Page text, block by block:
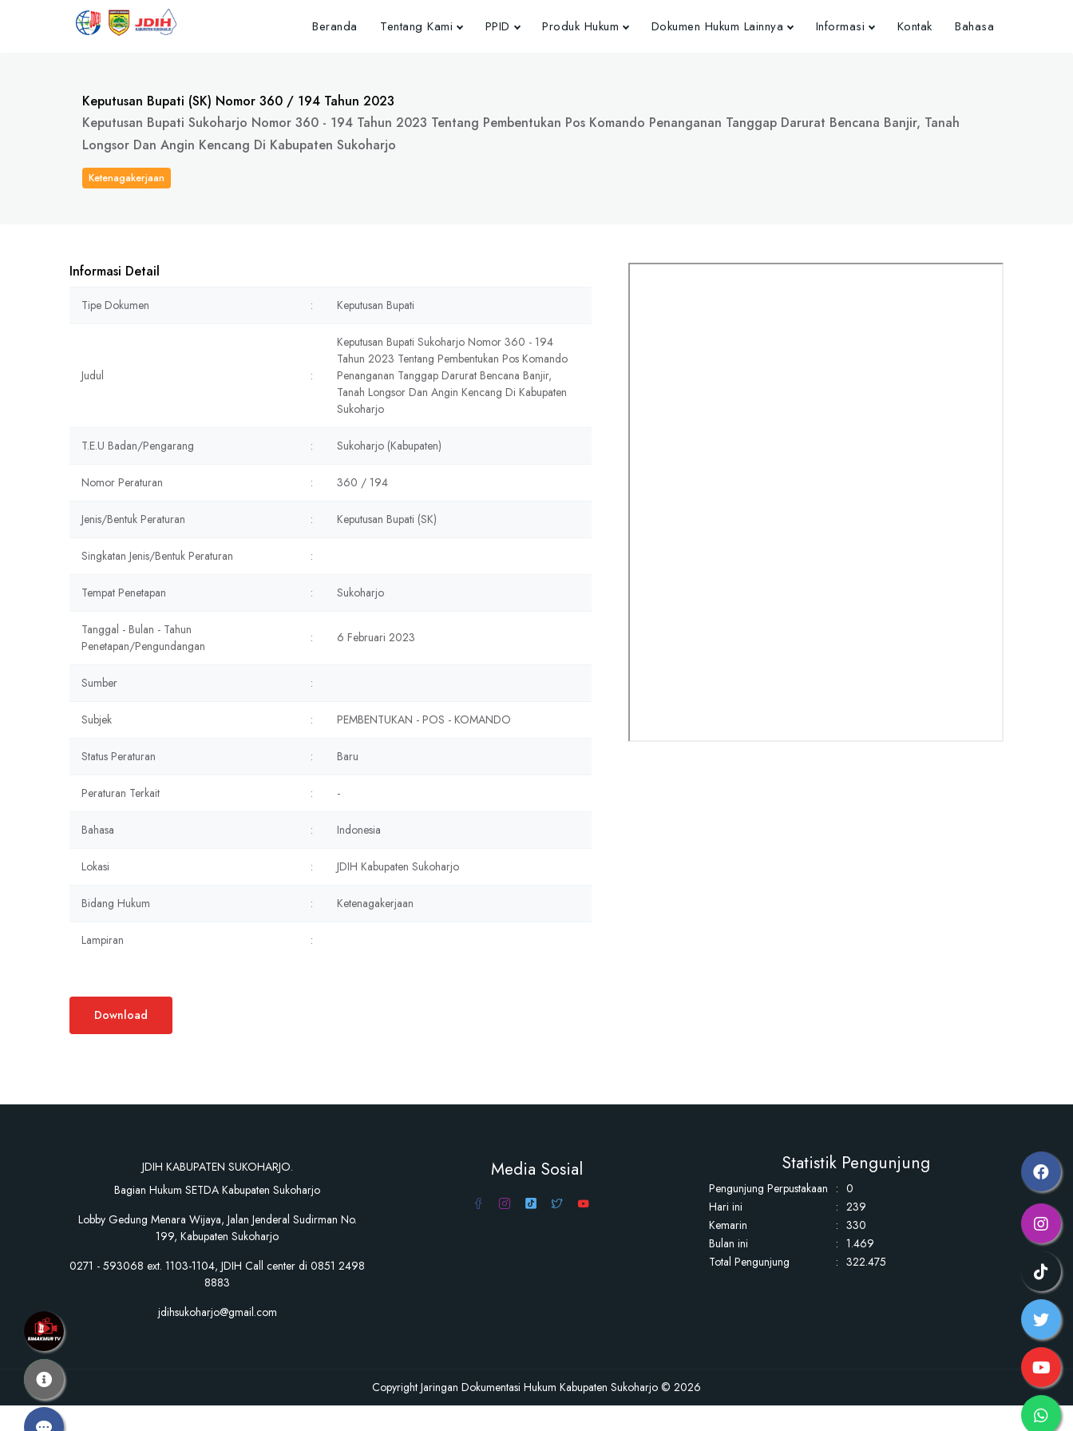
Beranda Tentang Kami PPID Produk Hukum Dokumen Hukum Lainnya Informasi Kontak Bahasa
Keputusan Bupati (SK) Nomor 360 / 194 Tahun 2023
Keputusan Bupati Sukoharjo Nomor 360 - 194 Tahun 2023 Tentang Pembentukan Pos Komando Penanganan Tanggap Darurat Bencana Banjir, Tanah
Longsor Dan Angin Kencang Di Kabupaten Sukoharjo
Ketenagakerjaan
Informasi Detail
Tipe Dokumen : Keputusan Bupati
Judul :
Keputusan Bupati Sukoharjo Nomor 360 - 194
Tahun 2023 Tentang Pembentukan Pos Komando
Penanganan Tanggap Darurat Bencana Banjir,
Tanah Longsor Dan Angin Kencang Di Kabupaten
Sukoharjo
T.E.U Badan/Pengarang : Sukoharjo (Kabupaten)
Nomor Peraturan : 360 / 194
Jenis/Bentuk Peraturan : Keputusan Bupati (SK)
Singkatan Jenis/Bentuk Peraturan :
Tempat Penetapan : Sukoharjo
Tanggal - Bulan - Tahun
Penetapan/Pengundangan
: 6 Februari 2023
Sumber :
Subjek : PEMBENTUKAN - POS - KOMANDO
Status Peraturan : Baru
Peraturan Terkait : -
Bahasa : Indonesia
Lokasi : JDIH Kabupaten Sukoharjo
Bidang Hukum : Ketenagakerjaan
Lampiran :
Download
JDIH KABUPATEN SUKOHARJO.
Bagian Hukum SETDA Kabupaten Sukoharjo
Lobby Gedung Menara Wijaya, Jalan Jenderal Sudirman No.
199, Kabupaten Sukoharjo
0271 - 593068 ext. 1103-1104, JDIH Call center di 0851 2498
8883
jdihsukoharjo@gmail.com
Media Sosial Statistik Pengunjung
Pengunjung Perpustakaan : 0
Hari ini
: 239
Kemarin
: 330
Bulan ini
: 1.469
Total Pengunjung
: 322.475
Copyright Jaringan Dokumentasi Hukum Kabupaten Sukoharjo © 2026